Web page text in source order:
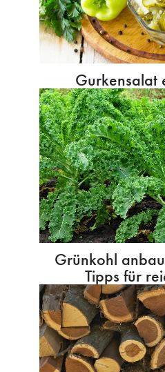
Gurkensalat
Grünkohl
Tipps für